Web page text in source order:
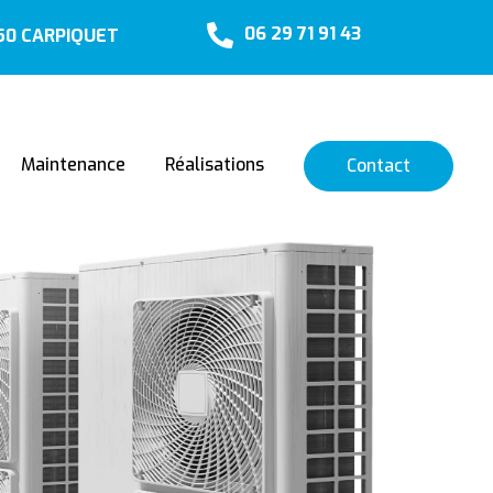
CARPIQUET 06 29 71 91 43
Maintenance Réalisations Contact